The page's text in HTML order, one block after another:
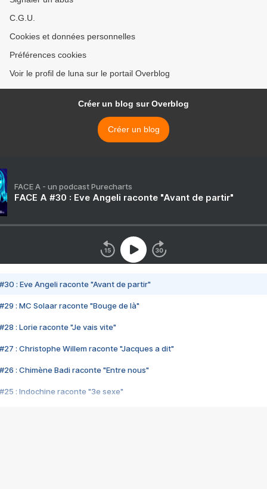
C.G.U.
Cookies et données personnelles
Préférences cookies
Voir le profil de luna sur le portail Overblog
Créer un blog sur Overblog
Créer un blog
FACE A - un podcast Purecharts
FACE A #30 : Eve Angeli raconte "Avant de partir"
#30 : Eve Angeli raconte "Avant de partir"
#29 : MC Solaar raconte "Bouge de là"
#28 : Lorie raconte "Je vais vite"
#27 : Christophe Willem raconte "Jacques a dit"
#26 : Chimène Badi raconte "Entre nous"
#25 : Indochine raconte "3e sexe"